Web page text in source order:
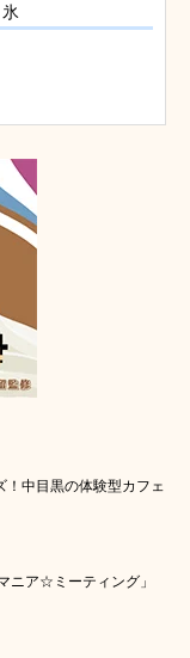
中目黒の体験型カフェ
ニア☆ミーティング」